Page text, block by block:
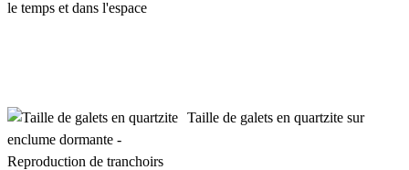
le temps et dans l'espace
Taille de galets en quartzite sur
enclume dormante -
Reproduction de tranchoirs